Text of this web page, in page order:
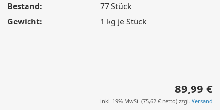
Bestand: 77Stück
Gewicht:
1 kg je Stück
89,99 €
inkl. 19% MwSt. (75,62 € netto) zzgl. Versand